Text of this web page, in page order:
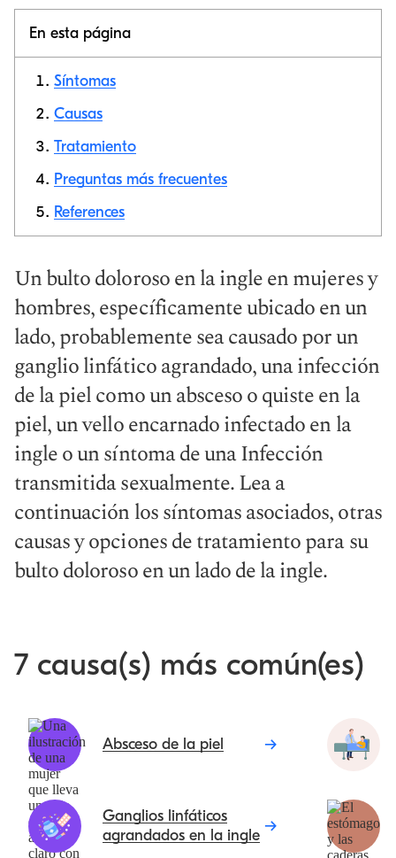
En esta página
Síntomas
Causas
Tratamiento
Preguntas más frecuentes
References
Un bulto doloroso en la ingle en mujeres y
hombres, específicamente ubicado en un
lado, probablemente sea causado por un
ganglio linfático agrandado, una infección
de la piel como un absceso o quiste en la
piel, un vello encarnado infectado en la
ingle o un síntoma de una Infección
transmitida sexualmente. Lea a
continuación los síntomas asociados, otras
causas y opciones de tratamiento para su
bulto doloroso en un lado de la ingle.
7 causa(s) más común(es)
Absceso de la piel
Ganglios linfáticos
agrandados en la ingle